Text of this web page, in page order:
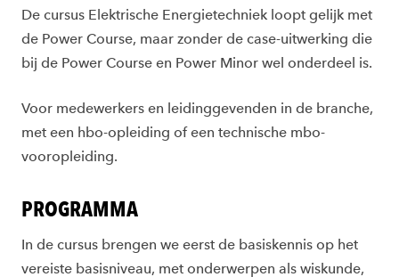
De cursus Elektrische Energietechniek loopt gelijk met
de Power Course, maar zonder de case-uitwerking die
bij de Power Course en Power Minor wel onderdeel is.
Voor medewerkers en leidinggevenden in de branche,
met een hbo-opleiding of een technische mbo-
vooropleiding.
PROGRAMMA
In de cursus brengen we eerst de basiskennis op het
vereiste basisniveau, met onderwerpen als wiskunde,